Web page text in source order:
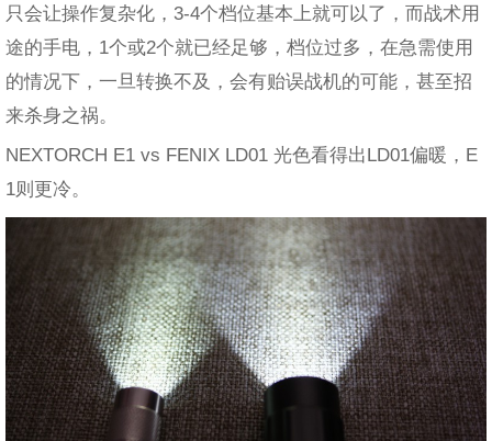
只会让操作复杂化，3-4个档位基本上就可以了，而战术用
途的手电，1个或2个就已经足够，档位过多，在急需使用
的情况下，一旦转换不及，会有贻误战机的可能，甚至招
来杀身之祸。
NEXTORCH E1 vs FENIX LD01 光色看得出LD01偏暖，E
1则更冷。